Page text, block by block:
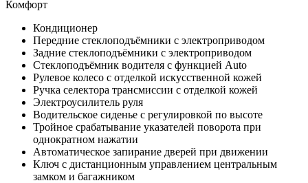
Комфорт
Кондиционер
Передние стеклоподъёмники с электроприводом
Задние стеклоподъёмники с электроприводом
Стеклоподъёмник водителя с функцией Auto
Рулевое колесо с отделкой искусственной кожей
Ручка селектора трансмиссии с отделкой кожей
Электроусилитель руля
Водительское сиденье с регулировкой по высоте
Тройное срабатывание указателей поворота при
однократном нажатии
Автоматическое запирание дверей при движении
Ключ с дистанционным управлением центральным
замком и багажником